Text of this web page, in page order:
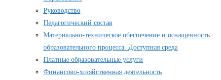
Руководство
Педагогический состав
Материально-техническое обеспечение и оснащенность
образовательного процесса. Доступная среда
Платные образовательные услуги
Финансово-хозяйственная деятельность